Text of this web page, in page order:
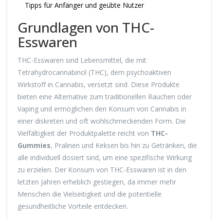
Tipps für Anfänger und geübte Nutzer
Grundlagen von THC-
Esswaren
THC-Esswaren sind Lebensmittel, die mit
Tetrahydrocannabinol (THC), dem psychoaktiven
Wirkstoff in Cannabis, versetzt sind. Diese Produkte
bieten eine Alternative zum traditionellen Rauchen oder
Vaping und ermöglichen den Konsum von Cannabis in
einer diskreten und oft wohlschmeckenden Form. Die
Vielfältigkeit der Produktpalette reicht von THC-
Gummies, Pralinen und Keksen bis hin zu Getränken, die
alle individuell dosiert sind, um eine spezifische Wirkung
zu erzielen. Der Konsum von THC-Esswaren ist in den
letzten Jahren erheblich gestiegen, da immer mehr
Menschen die Vielseitigkeit und die potentielle
gesundheitliche Vorteile entdecken.